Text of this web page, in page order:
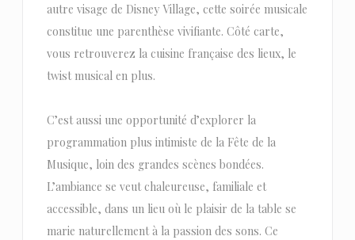
autre visage de Disney Village, cette soirée musicale
constitue une parenthèse vivifiante. Côté carte,
vous retrouverez la cuisine française des lieux, le
twist musical en plus.
C’est aussi une opportunité d’explorer la
programmation plus intimiste de la Fête de la
Musique, loin des grandes scènes bondées.
L’ambiance se veut chaleureuse, familiale et
accessible, dans un lieu où le plaisir de la table se
marie naturellement à la passion des sons. Ce